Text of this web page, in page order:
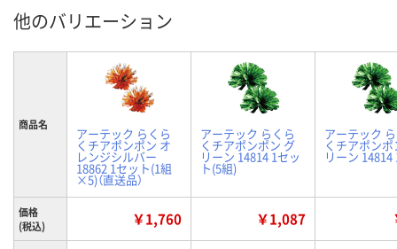
他のバリエーション
商品名
アーテック らくら
くチアポンポン オ
レンジシルバー
18862 1セット(1組
×5)（直送品）
アーテック らくら
くチアポンポン グ
リーン 14814 1セッ
ト(5組)
アーテック
くチアポンポ
リーン 14814
価格
(税込)
￥1,760 ￥1,087